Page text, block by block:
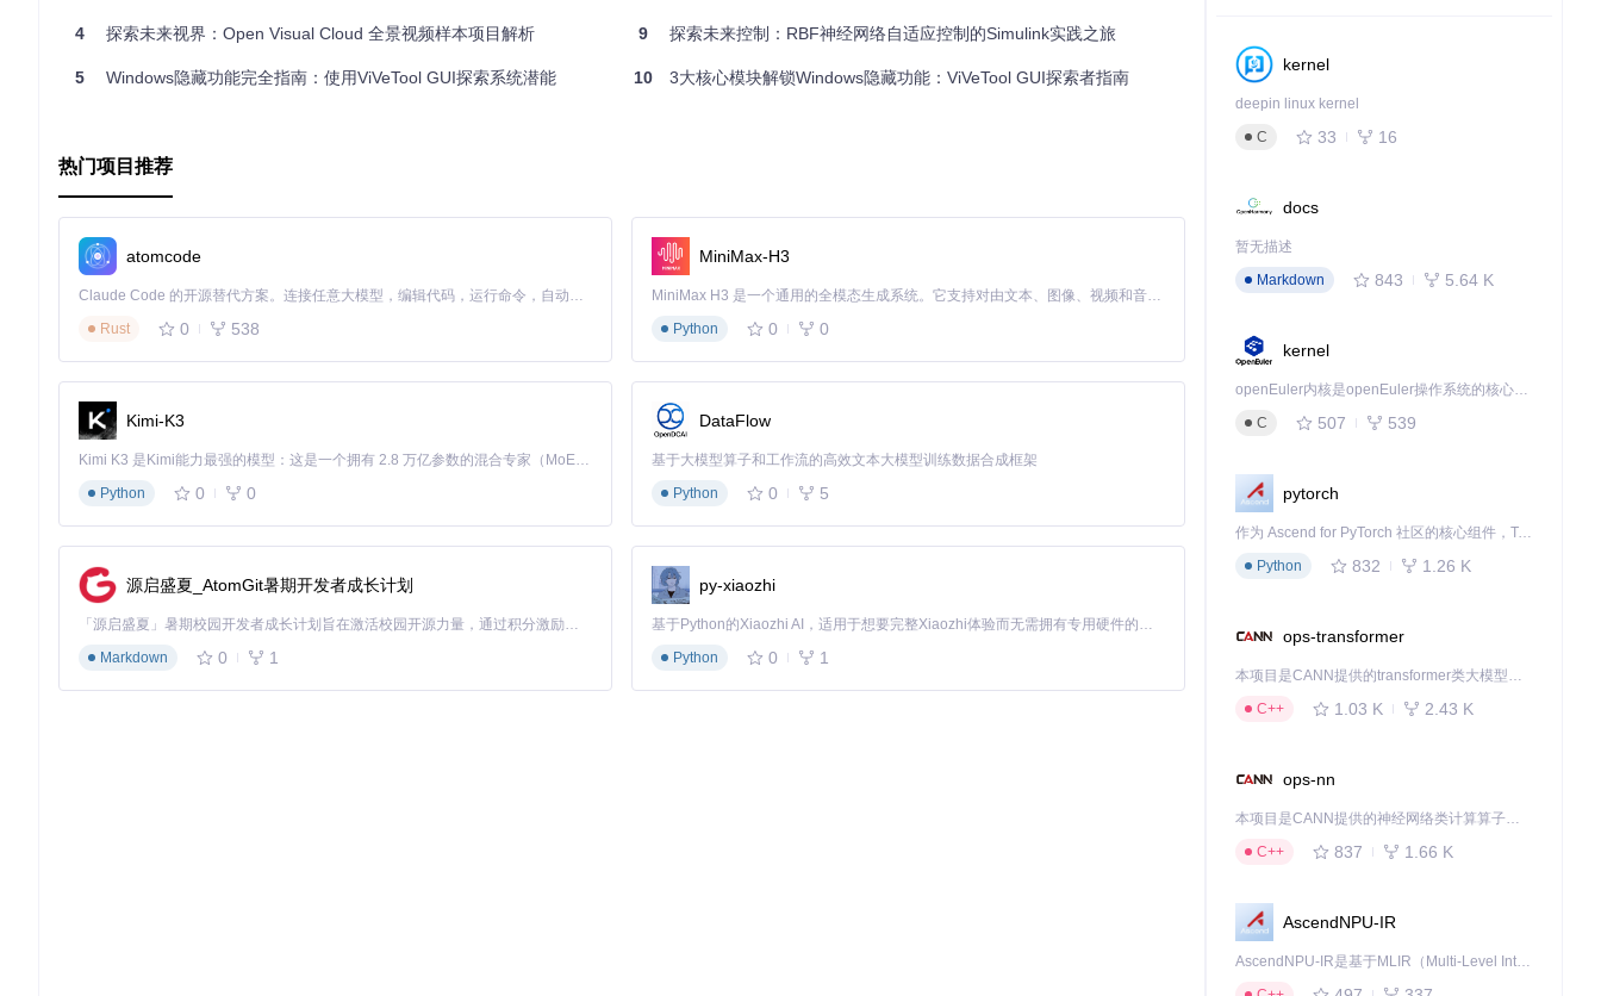
4 探索未来视界：Open Visual Cloud 全景视频样本项目解析
5 Windows隐藏功能完全指南：使用ViVeTool GUI探索系统潜能
9 探索未来控制：RBF神经网络自适应控制的Simulink实践之旅
10 3大核心模块解锁Windows隐藏功能：ViVeTool GUI探索者指南
热门项目推荐
atomcode
Claude Code 的开源替代方案。连接任意大模型，编辑代码，运行命令，自动验证 — 全自动执行。用 Rust 构建，极致性能。 ｜ An open-source alternative to Claude Code. Connect any LLM, edit code, run commands, and verify changes — autonomously. Built in Rust for speed. Get Started
Rust
0 538
MiniMax-H3
MiniMax H3 是一个通用的全模态生成系统。它支持对由文本、图像、视频和音频组成的多模态上下文进行统一理解，并能生成分辨率高达 2K、时长可达 15 秒的带原生立体声音频的视频。得益于面向任务泛化的系统设计，H3 在预训练阶段就已具备广泛的多模态上下文理解与生成能力，能够出色地执行复杂的多模态指令。
Python
0 0
Kimi-K3
Kimi K3 是Kimi能力最强的模型：这是一个拥有 2.8 万亿参数的混合专家（MoE）模型，具备原生视觉理解能力，并支持 100 万 token 的上下文窗口。
Python
0 0
DataFlow
基于大模型算子和工作流的高效文本大模型训练数据合成框架
Python
0 5
源启盛夏_AtomGit暑期开发者成长计划
「源启盛夏」暑期校园开发者成长计划旨在激活校园开源力量，通过积分激励、认证扶持、资源倾斜等形式，引导高校组织和开发者完成「入驻 — 建项目 — 做贡献 — 获认证 — 得资源」的完整闭环。无论你是想带领社团入驻平台的组织者，还是希望用代码贡献证明自己的开发者，都能在这里找到属于你的成长路径。
Markdown
0 1
py-xiaozhi
基于Python的Xiaozhi AI，适用于想要完整Xiaozhi体验而无需拥有专用硬件的用户。
Python
0 1
kernel
deepin linux kernel
C
33 16
docs
暂无描述
Markdown
843 5.64 K
kernel
openEuler内核是openEuler操作系统的核心，既是系统性能与稳定性的基石，也是连接处理器、设备与服务的桥梁。
C
507 539
pytorch
作为 Ascend for PyTorch 社区的核心组件，TorchNPU 是昇腾专为 PyTorch 打造的深度学习适配插件，使 PyTorch 框架能够直接调用昇腾 NPU，为开发者提供昇腾 AI 处理器的超强算力。
Python
832 1.26 K
ops-transformer
本项目是CANN提供的transformer类大模型算子库，实现网络在NPU上加速计算。
C++
1.03 K 2.43 K
ops-nn
本项目是CANN提供的神经网络类计算算子库，实现网络在NPU上加速计算。
C++
837 1.66 K
AscendNPU-IR
AscendNPU-IR是基于MLIR（Multi-Level Intermediate Representation）构建的，面向昇腾亲和算子编译时使用的中间表示，提供昇腾完备表达能力，通过编译优化提升昇腾AI处理器计算效率，支持通过生态框架使能昇腾AI处理器与深度调优